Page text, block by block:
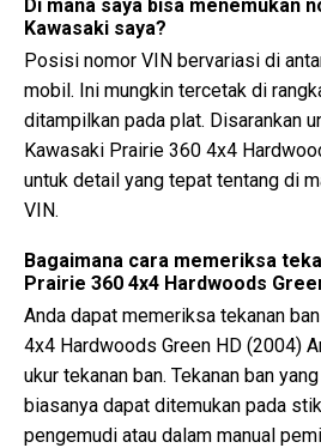
Di mana saya bisa menemukan
Kawasaki saya?
Posisi nomor VIN bervariasi di
mobil. Ini mungkin tercetak di
ditampilkan pada plat. Disarankan
Kawasaki Prairie 360 4x4
untuk detail yang tepat tentang di
VIN.
Bagaimana cara memeriksa
Prairie 360 4x4 Hardwoods
Anda dapat memeriksa tekanan
4x4 Hardwoods Green HD (2004)
ukur tekanan ban. Tekanan ban
biasanya dapat ditemukan pada
pengemudi atau dalam manual